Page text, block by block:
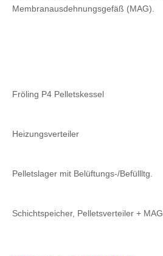
Membranausdehnungsgefäß (MAG).
Fröling P4 Pelletskessel
Heizungsverteiler
Pelletslager mit Belüftungs-/Befüllltg.
Schichtspeicher, Pelletsverteiler + MAG